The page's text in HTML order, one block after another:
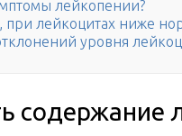
лейкопении?
при лейкоцитах ниже
уровня
содержание